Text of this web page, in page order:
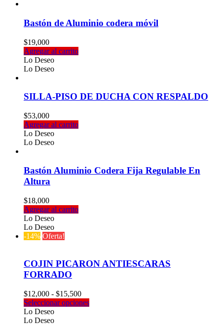
Bastón de Aluminio codera móvil
$19,000
Agregar al carrito
Lo Deseo
Lo Deseo
SILLA-PISO DE DUCHA CON RESPALDO
$53,000
Agregar al carrito
Lo Deseo
Lo Deseo
Bastón Aluminio Codera Fija Regulable En
Altura
$18,000
Agregar al carrito
Lo Deseo
Lo Deseo
-14% Oferta!
COJIN PICARON ANTIESCARAS
FORRADO
$12,000 - $15,500Rango
de
Seleccionar opcionesEste
Lo Deseo
Lo Deseo